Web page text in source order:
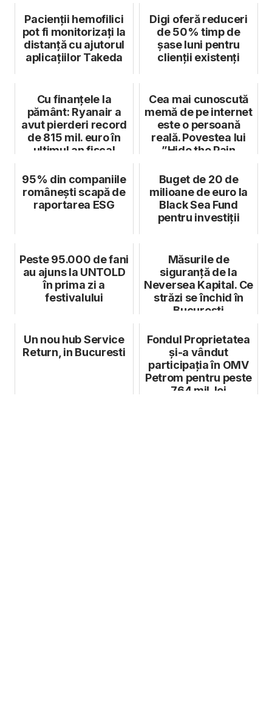
Pacienții hemofilici
pot fi monitorizați la
distanță cu ajutorul
aplicațiilor Takeda
Digi oferă reduceri
de 50% timp de
șase luni pentru
clienții existenți
Cu finanțele la
pământ: Ryanair a
avut pierderi record
de 815 mil. euro în
ultimul an fiscal
Cea mai cunoscută
memă de pe internet
este o persoană
reală. Povestea lui
”Hide the Pain
95% din companiile
românești scapă de
raportarea ESG
Buget de 20 de
milioane de euro la
Black Sea Fund
pentru investiții
Peste 95.000 de fani
au ajuns la UNTOLD
în prima zi a
festivalului
Măsurile de
siguranță de la
Neversea Kapital. Ce
străzi se închid în
București
Un nou hub Service
Return, in Bucuresti
Fondul Proprietatea
și-a vândut
participația în OMV
Petrom pentru peste
764 mil. lei